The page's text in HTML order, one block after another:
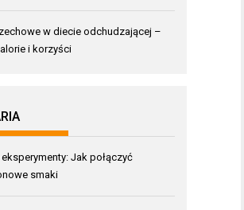
w diecie odchudzającej –
i korzyści
Jak połączyć
smaki